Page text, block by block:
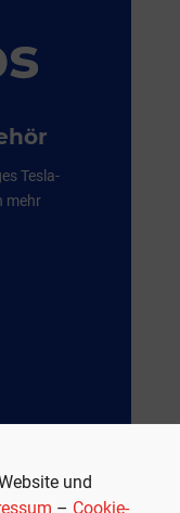
und
– Cookie-
Tesla-
mehr